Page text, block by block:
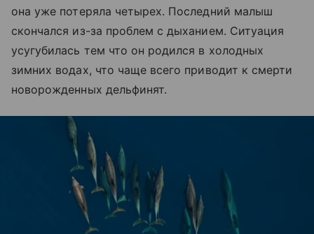
она уже потеряла четырех. Последний малыш
скончался из-за проблем с дыханием. Ситуация
усугубилась тем что он родился в холодных
зимних водах, что чаще всего приводит к смерти
новорожденных дельфинят.